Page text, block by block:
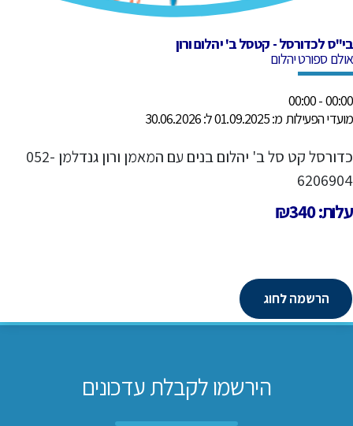
בי"ס לכדורסל - קטסל ב' יהלום ורון
אולם ספורט יהלום
00:00 - 00:00
מועדי הפעילות מ: 01.09.2025 ל: 30.06.2026
כדורסל קט סל ב' יהלום בנים עם המאמן ורון גנדלמן 052-
6206904
עלות: ₪340
הרשמה לחוג
הירשמו לקבלת עדכונים